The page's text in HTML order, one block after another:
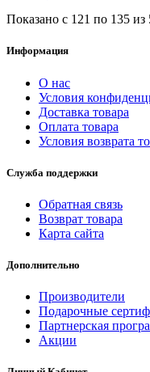
Показано с 121 по 135 из
Информация
О нас
Условия
Доставка товара
Оплата товара
Условия возврата
Служба поддержки
Обратная связь
Возврат товара
Карта сайта
Дополнительно
Производители
Подарочные
Партнерская
Акции